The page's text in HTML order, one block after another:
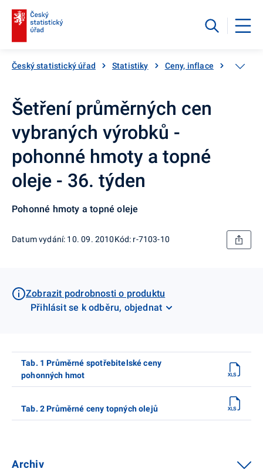
Český statistický úřad Statistiky Ceny, inflace
Šetření průměrných cen
vybraných výrobků -
pohonné hmoty a topné
oleje - 36. týden
Pohonné hmoty a topné oleje
Datum vydání: 10. 09. 2010Kód: r-7103-10
Zobrazit podrobnosti o produktu
Přihlásit se k odběru, objednat
Tab. 1 Průměrné spotřebitelské ceny
pohonných hmot
Tab. 2 Průměrné ceny topných olejů
Archiv